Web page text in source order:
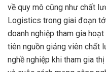
về quy mô cũng như chất
Logistics trong giai đoạn
doanh nghiệp tham gia
tiên nguồn giảng viên chất
nghề nghiệp khi tham gia